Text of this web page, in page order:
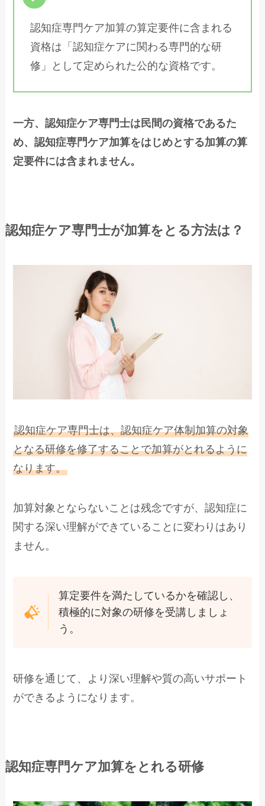
認知症専門ケア加算の算定要件に含まれる
資格は「認知症ケアに関わる専門的な研
修」として定められた公的な資格です。
一方、認知症ケア専門士は民間の資格であるた
め、認知症専門ケア加算をはじめとする加算の算
定要件には含まれません。
認知症ケア専門士が加算をとる方法は？
認知症ケア専門士は、認知症ケア体制加算の対象
となる研修を修了することで加算がとれるように
なります。
加算対象とならないことは残念ですが、認知症に
関する深い理解ができていることに変わりはあり
ません。
算定要件を満たしているかを確認し、
積極的に対象の研修を受講しましょ
う。
研修を通じて、より深い理解や質の高いサポート
ができるようになります。
認知症専門ケア加算をとれる研修